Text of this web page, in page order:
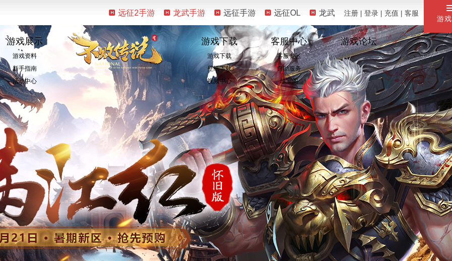
游
远征2手游 龙武手游 远征手游 远征OL 龙武 注册 | 登录 | 充值 | 客服
游戏展示
游戏资料
新手指南
活动中心
游戏下载
游戏下载
壁纸下载
视频中心
客服中心
客服专区
自助服务
珍宝阁
游戏论坛